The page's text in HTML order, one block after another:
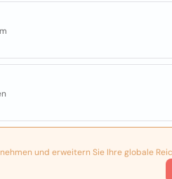
und erweitern Sie Ihre globale